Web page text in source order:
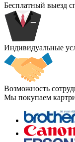
Бесплатный выезд
Индивидуальные
Возможность
Мы покупаем